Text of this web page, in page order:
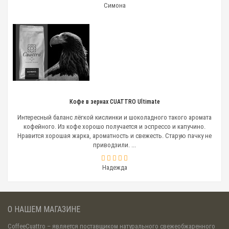
Симона
Кофе в зернах CUATTRO Ultimate
Интересный баланс лёгкой кислинки и шоколадного такого аромата
кофейного. Из кофе хорошо получается и эспрессо и капучино.
Нравится хорошая жарка, ароматность и свежесть. Старую пачку не
приводзили. ...
Надежда
О НАШЕМ МАГАЗИНЕ
CoffeeCuattro – является поставщиком натурального свежеобжаренного